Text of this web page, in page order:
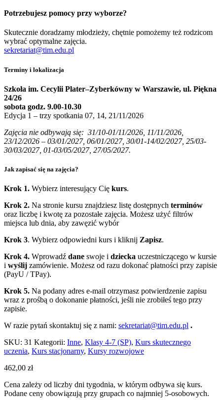
Potrzebujesz pomocy przy wyborze?
Skutecznie doradzamy młodzieży, chętnie pomożemy też rodzicom
wybrać optymalne zajęcia.
sekretariat@tim.edu.pl
Terminy i lokalizacja
Szkoła im. Cecylii Plater–Zyberkówny w Warszawie, ul. Piękna
24/26
sobota godz. 9.00-10.30
Edycja 1 – trzy spotkania 07, 14, 21/11/2026
Zajęcia nie odbywają się: 31/10-01/11/2026, 11/11/2026,
23/12/2026 – 03/01/2027, 06/01/2027, 30/01-14/02/2027, 25/03-
30/03/2027, 01-03/05/2027, 27/05/2027.
Jak zapisać się na zajęcia?
Krok 1. Wybierz interesujący Cię kurs.
Krok 2. Na stronie kursu znajdziesz listę dostępnych terminów
oraz liczbę i kwotę za pozostałe zajęcia. Możesz użyć filtrów
miejsca lub dnia, aby zawęzić wybór
Krok 3. Wybierz odpowiedni kurs i kliknij Zapisz.
Krok 4. Wprowadź dane swoje i dziecka uczestniczącego w kursie
i wyślij zamówienie. Możesz od razu dokonać płatności przy zapisie
(PayU / TPay).
Krok 5. Na podany adres e‑mail otrzymasz potwierdzenie zapisu
wraz z prośbą o dokonanie płatności, jeśli nie zrobiłeś tego przy
zapisie.
W razie pytań skontaktuj się z nami: sekretariat@tim.edu.pl .
SKU: 31 Kategorii: Inne, Klasy 4-7 (SP), Kurs skutecznego
uczenia, Kurs stacjonarny, Kursy rozwojowe
462,00 zł
Cena zależy od liczby dni tygodnia, w którym odbywa się kurs.
Podane ceny obowiązują przy grupach co najmniej 5-osobowych.